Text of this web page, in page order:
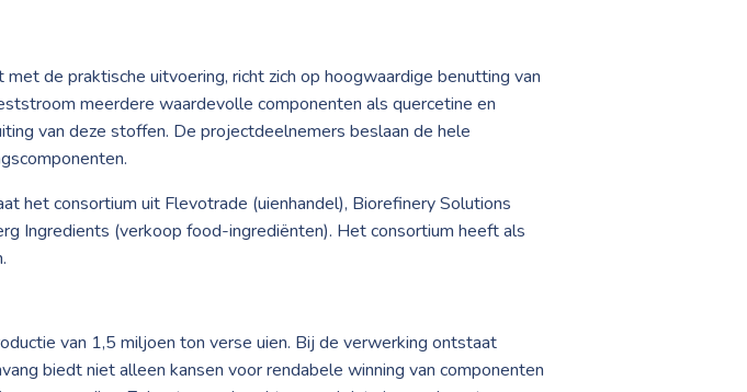
de praktische uitvoering, richt zich op hoogwaardige benutting van
meerdere waardevolle componenten als quercetine en
van deze stoffen. De projectdeelnemers beslaan de hele
het consortium uit Flevotrade (uienhandel), Biorefinery Solutions
Ingredients (verkoop food-ingrediënten). Het consortium heeft als
van 1,5 miljoen ton verse uien. Bij de verwerking ontstaat
biedt niet alleen kansen voor rendabele winning van componenten